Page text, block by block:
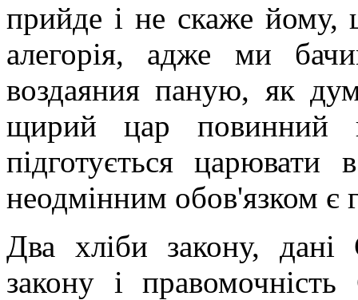
прийде і не скаже йому,
алегорія, адже ми
воздаяния паную, як
щирий цар повинний
підготується
неодмінним обов'язком є
Два хліби закону, дані
закону і